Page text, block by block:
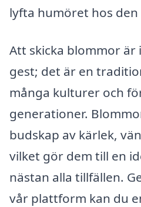
lyfta humöret hos den
Att skicka blommor
gest; det är en
många kulturer och
generationer.
budskap av kärlek,
vilket gör dem till en
nästan alla tillfällen.
vår plattform kan du